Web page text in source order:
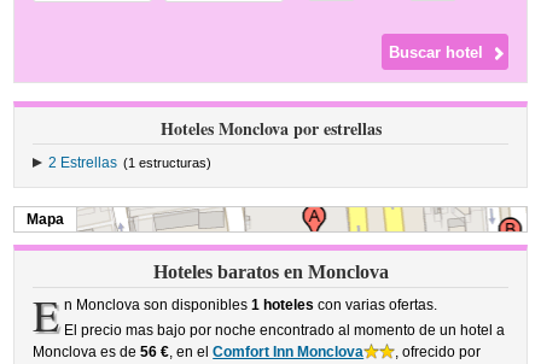
Hoteles Monclova por estrellas
2 Estrellas (1 estructuras)
Mapa
Hoteles baratos en Monclova
E n Monclova son disponibles 1 hoteles con varias ofertas.
El precio mas bajo por noche encontrado al momento de un hotel a
Monclova es de56 €, en elComfort Inn Monclova
, ofrecido por